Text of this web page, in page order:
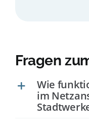
Fragen
Wie
im